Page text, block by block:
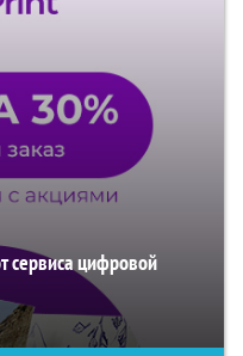
сервиса цифровой